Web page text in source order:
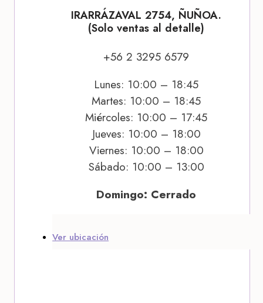
IRARRÁZAVAL 2754, ÑUÑOA.
(Solo ventas al detalle)
+56 2 3295 6579
Lunes: 10:00 – 18:45
Martes: 10:00 – 18:45
Miércoles: 10:00 – 17:45
Jueves: 10:00 – 18:00
Viernes: 10:00 – 18:00
Sábado: 10:00 – 13:00
Domingo: Cerrado
Ver ubicación